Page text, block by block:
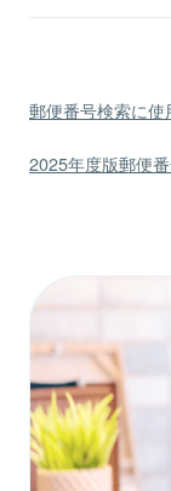
郵便番号検索に
2025年度版郵便